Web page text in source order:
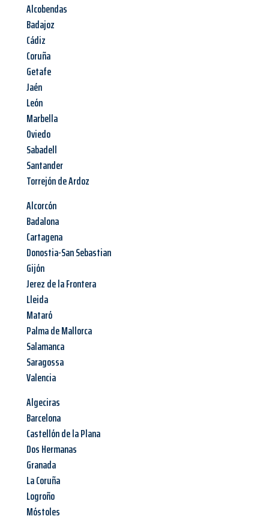
Alcobendas
Badajoz
Cádiz
Coruña
Getafe
Jaén
León
Marbella
Oviedo
Sabadell
Santander
Torrejón de Ardoz
Alcorcón
Badalona
Cartagena
Donostia-San Sebastian
Gijón
Jerez de la Frontera
Lleida
Mataró
Palma de Mallorca
Salamanca
Saragossa
Valencia
Algeciras
Barcelona
Castellón de la Plana
Dos Hermanas
Granada
La Coruña
Logroño
Móstoles